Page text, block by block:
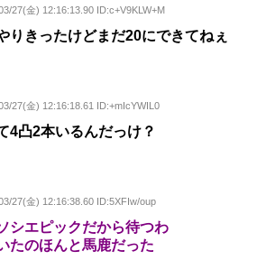
27(金) 12:16:13.90 ID:c+V9KLW+M
りきったけどまだ20にできてねぇ
27(金) 12:16:18.61 ID:+mIcYWIL0
4凸2本いるんだっけ？
27(金) 12:16:38.60 ID:5XFIw/oup
シエピックだから待つわ
たのほんと馬鹿だった